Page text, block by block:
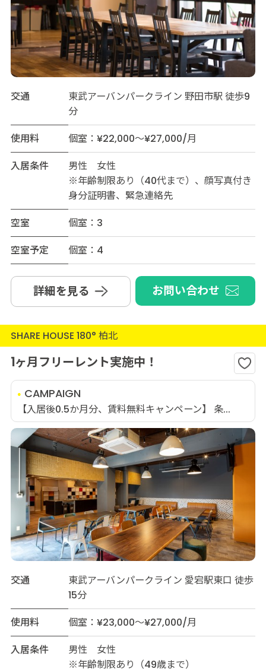
交通
東武アーバンパークライン 野田市駅 徒歩9
分
使用料
個室：¥22,000～¥27,000/月
入居条件
男性 女性
※年齢制限あり（40代まで）、顔写真付き
身分証明書、緊急連絡先
空室
個室：3
空室予定
個室：4
詳細を見る お問い合わせ
SHARE HOUSE 180° 柏北
1ヶ月フリーレント実施中！
CAMPAIGN
【入居後0.5か月分、賃料無料キャンペーン】 条...
交通
東武アーバンパークライン 愛宕駅東口 徒歩
15分
使用料
個室：¥23,000～¥27,000/月
入居条件
男性 女性
※年齢制限あり（49歳まで）